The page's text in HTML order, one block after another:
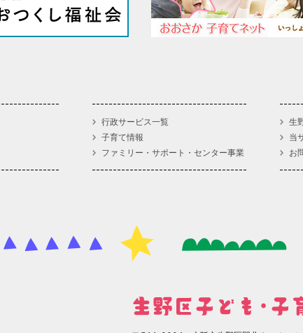
行政サービス一覧
子育て情報
ファミリー・サポート・センター事業
生
当
お